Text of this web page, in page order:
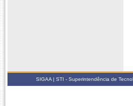
SIGAA | STI - Superintendência de